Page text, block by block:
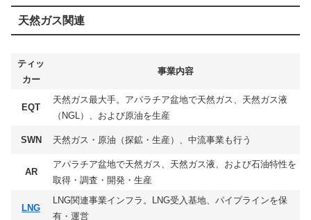
天然ガス関連
ティッ
カー
事業内容
EQT
天然ガス最大手。アパラチア盆地で天然ガス、天然ガス液
（NGL）、および原油を生産
SWN 天然ガス・原油（探鉱・生産）、中流事業も行う
AR
アパラチア盆地で天然ガス、天然ガス液、および石油特性を
取得・調査・開発・生産
LNG
LNG関連事業インフラ。LNG受入基地、パイプラインを保
有・運営